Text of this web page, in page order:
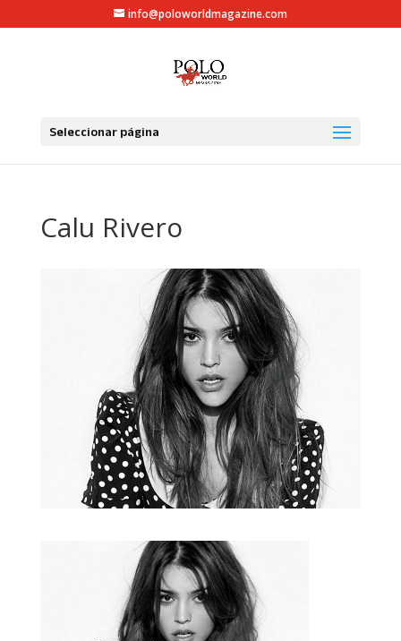
info@poloworldmagazine.com
Seleccionar página
Calu Rivero